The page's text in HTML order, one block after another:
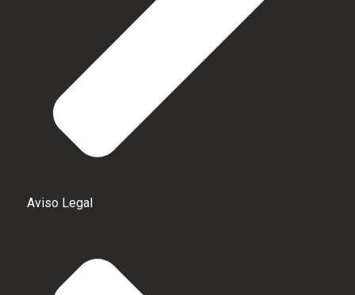
Aviso Legal